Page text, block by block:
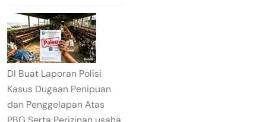
DI Buat Laporan Polisi
Kasus Dugaan Penipuan
dan Penggelapan Atas